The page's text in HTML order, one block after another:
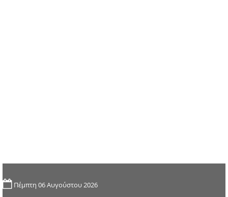
Πέμπτη 06 Αυγούστου 2026